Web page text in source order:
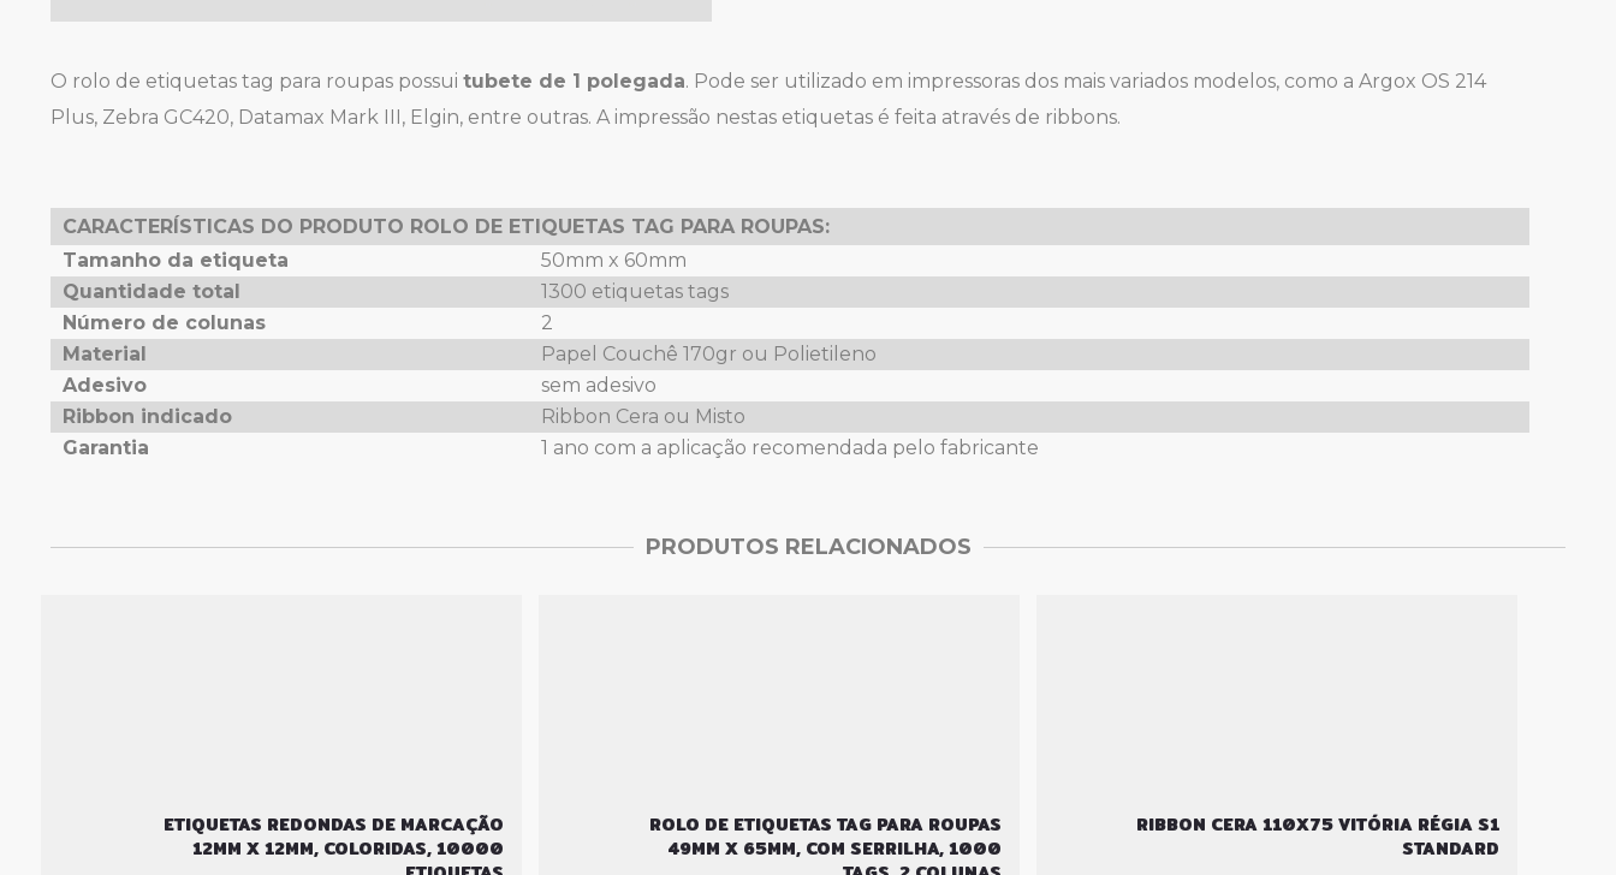
O rolo de etiquetas tag para roupas possui tubete de 1 polegada. Pode ser utilizado em impressoras dos mais variados modelos, como a Argox OS 214
Plus, Zebra GC420, Datamax Mark III, Elgin, entre outras. A impressão nestas etiquetas é feita através de ribbons.
CARACTERÍSTICAS DO PRODUTO ROLO DE ETIQUETAS TAG PARA ROUPAS:
Tamanho da etiqueta
50mm x 60mm
Quantidade total
1300 etiquetas tags
Número de colunas
2
Material
Papel Couchê 170gr ou Polietileno
Adesivo
sem adesivo
Ribbon indicado
Ribbon Cera ou Misto
Garantia
1 ano com a aplicação recomendada pelo fabricante
PRODUTOS RELACIONADOS
ETIQUETAS REDONDAS DE MARCAÇÃO
12MM X 12MM, COLORIDAS, 10000
ROLO DE ETIQUETAS TAG PARA ROUPAS
49MM X 65MM, COM SERRILHA, 1000
RIBBON CERA 110X75 VITÓRIA RÉGIA S1
STANDARD